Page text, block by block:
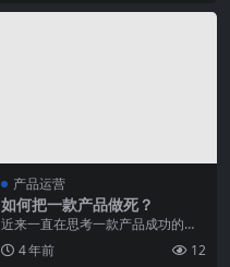
产品运营
如何把一款产品做死？
近来一直在思考一款产品成功的关
键要素是什么，后来发现产品的成
功不仅是很难复制的，...
4 年前 12